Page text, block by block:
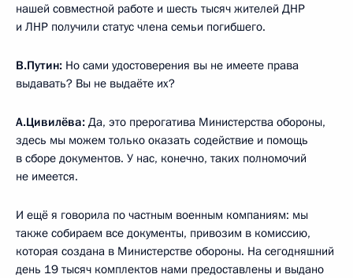
нашей совместной работе и шесть тысяч жителей ДНР
и ЛНР получили статус члена семьи погибшего.
В.Путин: Но сами удостоверения вы не имеете права
выдавать? Вы не выдаёте их?
А.Цивилёва: Да, это прерогатива Министерства обороны,
здесь мы можем только оказать содействие и помощь
в сборе документов. У нас, конечно, таких полномочий
не имеется.
И ещё я говорила по частным военным компаниям: мы
также собираем все документы, привозим в комиссию,
которая создана в Министерстве обороны. На сегодняшний
день 19 тысяч комплектов нами предоставлены и выдано